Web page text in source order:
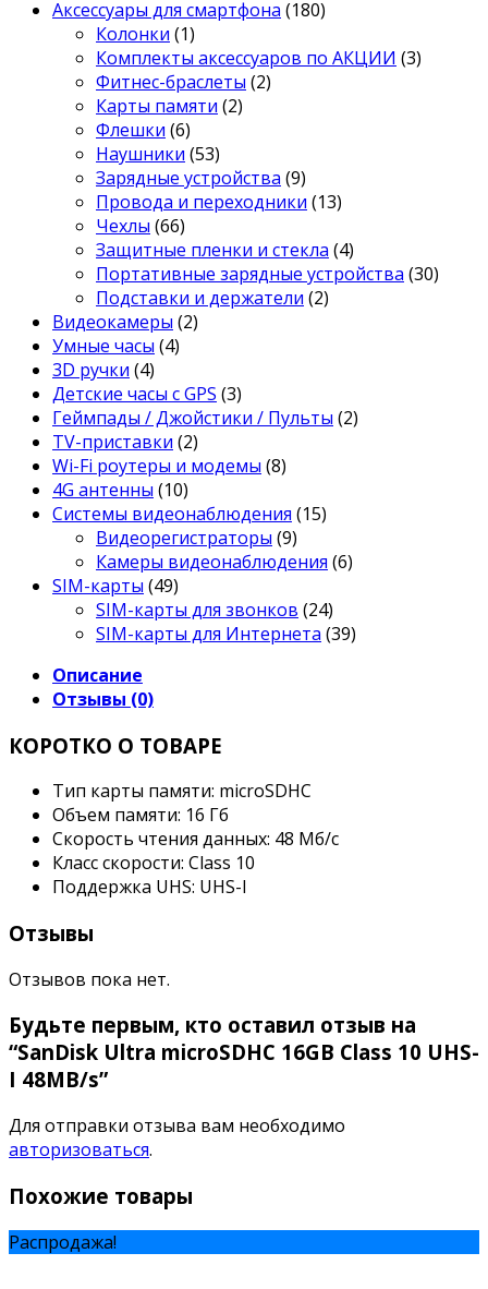
Аксессуары для смартфона (180)
Колонки (1)
Комплекты аксессуаров по АКЦИИ (3)
Фитнес-браслеты (2)
Карты памяти (2)
Флешки (6)
Наушники (53)
Зарядные устройства (9)
Провода и переходники (13)
Чехлы (66)
Защитные пленки и стекла (4)
Портативные зарядные устройства (30)
Подставки и держатели (2)
Видеокамеры (2)
Умные часы (4)
3D ручки (4)
Детские часы с GPS (3)
Геймпады / Джойстики / Пульты (2)
TV-приставки (2)
Wi-Fi роутеры и модемы (8)
4G антенны (10)
Системы видеонаблюдения (15)
Видеорегистраторы (9)
Камеры видеонаблюдения (6)
SIM-карты (49)
SIM-карты для звонков (24)
SIM-карты для Интернета (39)
Описание
Отзывы (0)
КОРОТКО О ТОВАРЕ
Тип карты памяти: microSDHC
Объем памяти: 16 Гб
Скорость чтения данных: 48 Мб/с
Класс скорости: Class 10
Поддержка UHS: UHS-I
Отзывы
Отзывов пока нет.
Будьте первым, кто оставил отзыв на
“SanDisk Ultra microSDHC 16GB Class 10 UHS-
I 48MB/s”
Для отправки отзыва вам необходимо
авторизоваться.
Похожие товары
Распродажа!